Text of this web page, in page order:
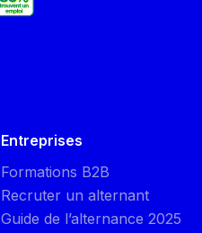
Entreprises
Formations B2B
Recruter un alternant
Guide de l’alternance 2025